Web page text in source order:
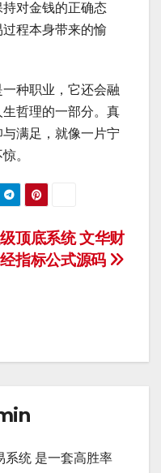
对金钱的正确态
程本身带来的愉
种职业，它还会融
哲理的一部分。真
满足，就像一片宁
。
顶底系统 文华财
经指标公式源码
系统 是一套高胜率